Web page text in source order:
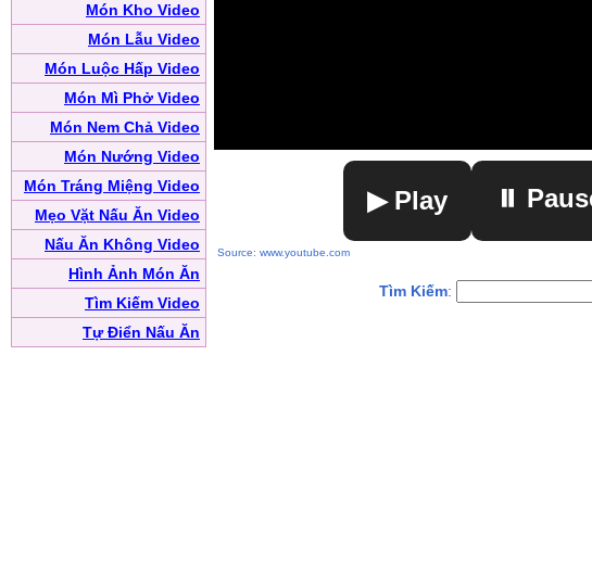
Món Kho Video
Món Lẫu Video
Món Luộc Hấp Video
Món Mì Phở Video
Món Nem Chả Video
Món Nướng Video
Món Tráng Miệng Video
Mẹo Vặt Nấu Ăn Video
Nấu Ăn Không Video
Hình Ảnh Món Ăn
Tìm Kiếm Video
Tự Điển Nấu Ăn
▶ Play ⏸
Source: www.youtube.com
Tìm Kiếm: